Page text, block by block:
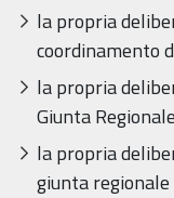
la propria
coordinamento
la propria
Giunta
la propria
giunta